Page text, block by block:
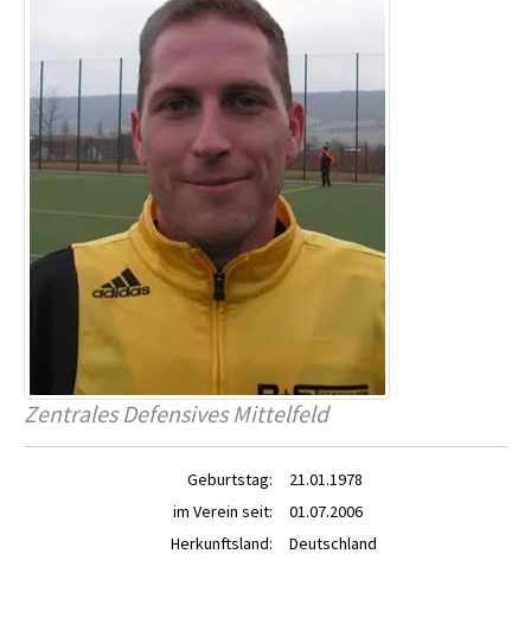
Zentrales Defensives Mittelfeld
Geburtstag:
21.01.1978
im Verein seit:
01.07.2006
Herkunftsland:
Deutschland